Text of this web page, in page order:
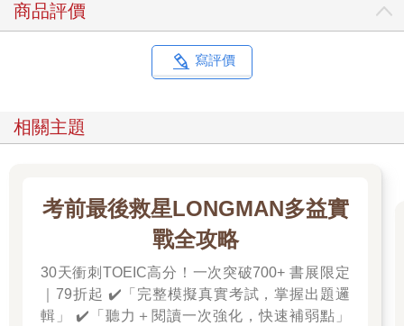
商品評價
寫評價
相關主題
考前最後救星LONGMAN多益實
戰全攻略
30天衝刺TOEIC高分！一次突破700+ 書展限定
｜79折起 ✔️「完整模擬真實考試，掌握出題邏
輯」 ✔️「聽力＋閱讀一次強化，快速補弱點」